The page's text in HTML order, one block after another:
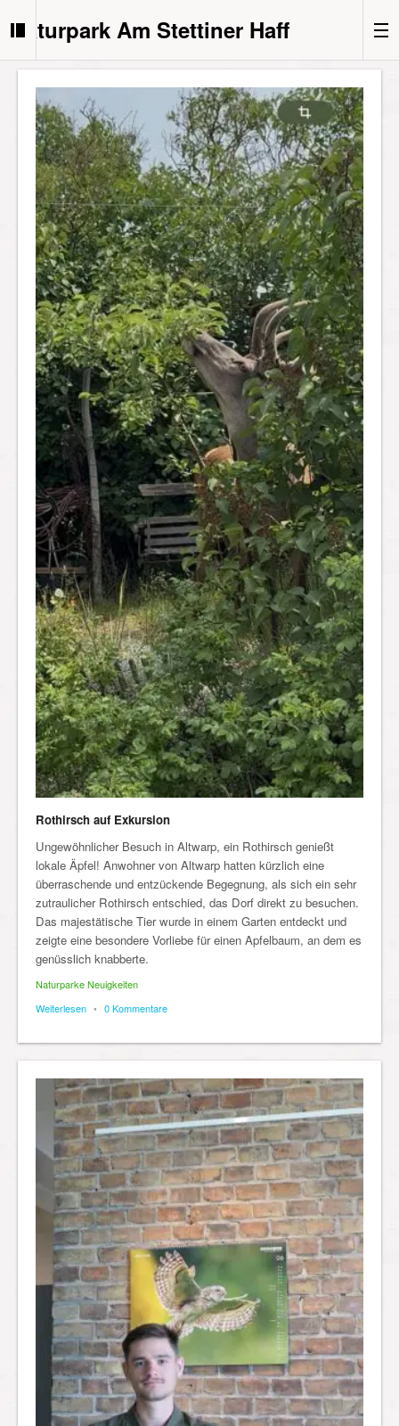
Naturpark Am Stettiner Haff
Rothirsch auf Exkursion
Ungewöhnlicher Besuch in Altwarp, ein Rothirsch genießt
lokale Äpfel! Anwohner von Altwarp hatten kürzlich eine
überraschende und entzückende Begegnung, als sich ein sehr
zutraulicher Rothirsch entschied, das Dorf direkt zu besuchen.
Das majestätische Tier wurde in einem Garten entdeckt und
zeigte eine besondere Vorliebe für einen Apfelbaum, an dem es
genüsslich knabberte.
Naturparke Neuigkeiten
Weiterlesen • 0 Kommentare